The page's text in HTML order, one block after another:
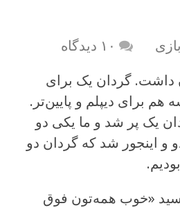
۱۰ دیدگاه
داشت. گردان یک برای
هم برای دیپلم و پایین‌تر.
یک پر شد و ما یکی دو
و اینجور شد که گردان دو
«خوب همه‌تون فوق